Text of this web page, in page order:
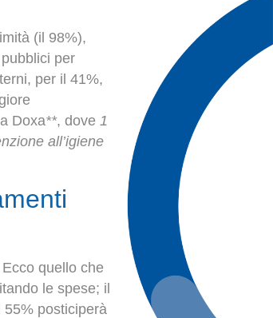
(il 98%),
per
per il 41%,
Doxa**, dove 1
all’igiene
quello che
le spese; il
posticiperà